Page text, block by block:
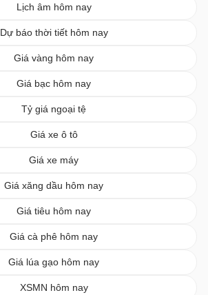
Lịch âm hôm nay
Dự báo thời tiết hôm nay
Giá vàng hôm nay
Giá bạc hôm nay
Tỷ giá ngoại tệ
Giá xe ô tô
Giá xe máy
Giá xăng dầu hôm nay
Giá tiêu hôm nay
Giá cà phê hôm nay
Giá lúa gạo hôm nay
XSMN hôm nay